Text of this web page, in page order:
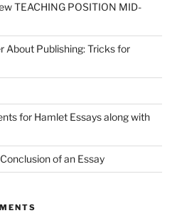
TEACHING POSITION MID-
About Publishing: Tricks for
for Hamlet Essays along with
of an Essay